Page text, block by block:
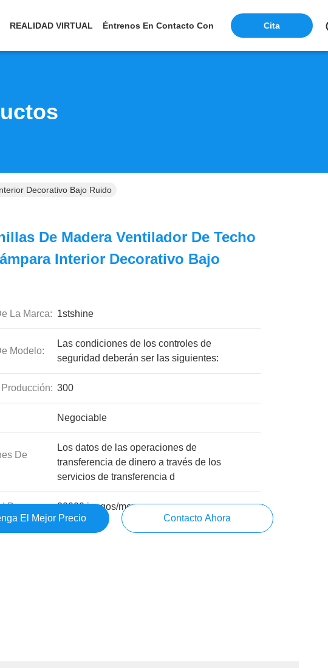
REALIDAD VIRTUAL Éntrenos En Contacto Con Cita
Decorativo Bajo Ruido
De Madera Ventilador De Techo
Interior Decorativo Bajo
La Marca: 1stshine
Modelo:
Las condiciones de los controles de
seguridad deberán ser las siguientes:
300
Negociable
De
Los datos de las operaciones de
transferencia de dinero a través de los
servicios de transferencia d
De
20000 juegos/mes
El Mejor Precio
Contacto Ahora